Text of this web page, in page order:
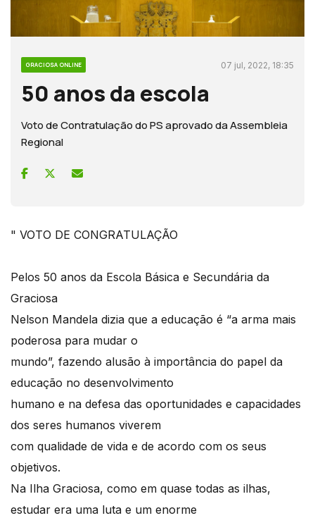
GRACIOSA ONLINE 07 jul, 2022, 18:35
50 anos da escola
Voto de Contratulação do PS aprovado da Assembleia
Regional
" VOTO DE CONGRATULAÇÃO
Pelos 50 anos da Escola Básica e Secundária da
Graciosa
Nelson Mandela dizia que a educação é “a arma mais
poderosa para mudar o
mundo”, fazendo alusão à importância do papel da
educação no desenvolvimento
humano e na defesa das oportunidades e capacidades
dos seres humanos viverem
com qualidade de vida e de acordo com os seus
objetivos.
Na Ilha Graciosa, como em quase todas as ilhas,
estudar era uma luta e um enorme